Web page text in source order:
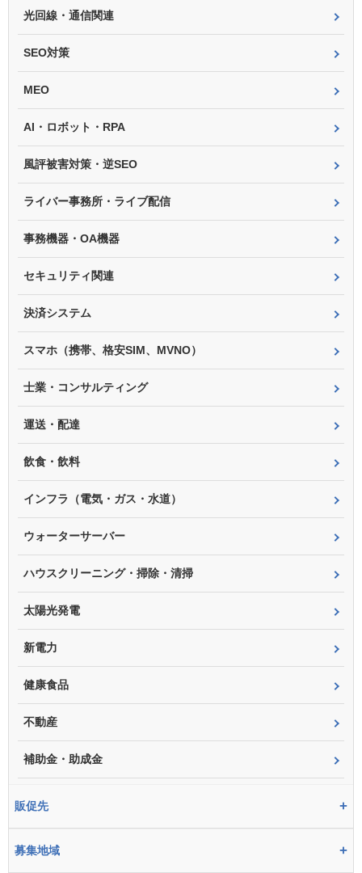
光回線・通信関連
SEO対策
MEO
AI・ロボット・RPA
風評被害対策・逆SEO
ライバー事務所・ライブ配信
事務機器・OA機器
セキュリティ関連
決済システム
スマホ（携帯、格安SIM、MVNO）
士業・コンサルティング
運送・配達
飲食・飲料
インフラ（電気・ガス・水道）
ウォーターサーバー
ハウスクリーニング・掃除・清掃
太陽光発電
新電力
健康食品
不動産
補助金・助成金
販促先 +
募集地域 +